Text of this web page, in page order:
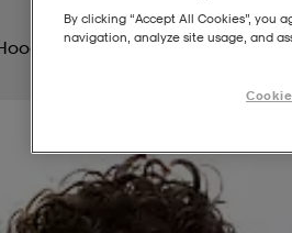
Jacket Jr
By clicking “Accept All Cookies”, you
navigation, analyze site usage, and